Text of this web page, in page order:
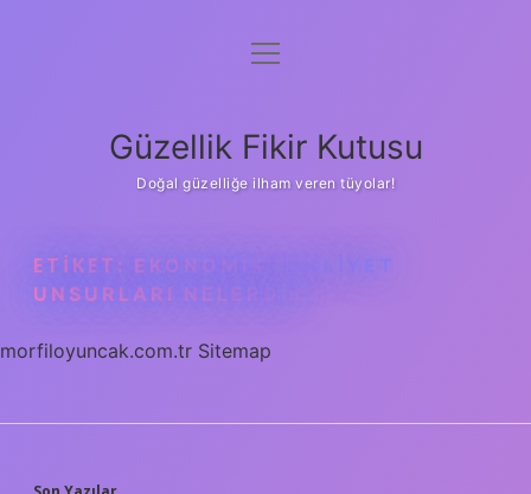
Anasayfa
Yasal Uyarı
menüyü
Güzellik Fikir Kutusu
Doğal güzelliğe ilham veren tüyolar!
ETIKET: EKONOMIK FAALIYET
UNSURLARI NELERDIR
morfiloyuncak.com.tr Sitemap